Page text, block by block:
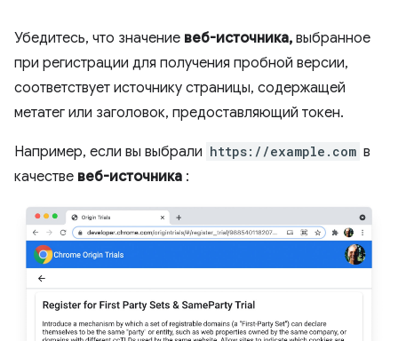
Убедитесь, что значение веб-источника, выбранное
при регистрации для получения пробной версии,
соответствует источнику страницы, содержащей
метатег или заголовок, предоставляющий токен.
Например, если вы выбрали https://example.com в
качестве веб-источника :